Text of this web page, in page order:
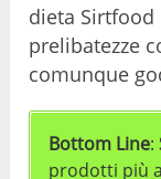
dieta Sirtfood
prelibatezze
comunque
Bottom Line:
prodotti più